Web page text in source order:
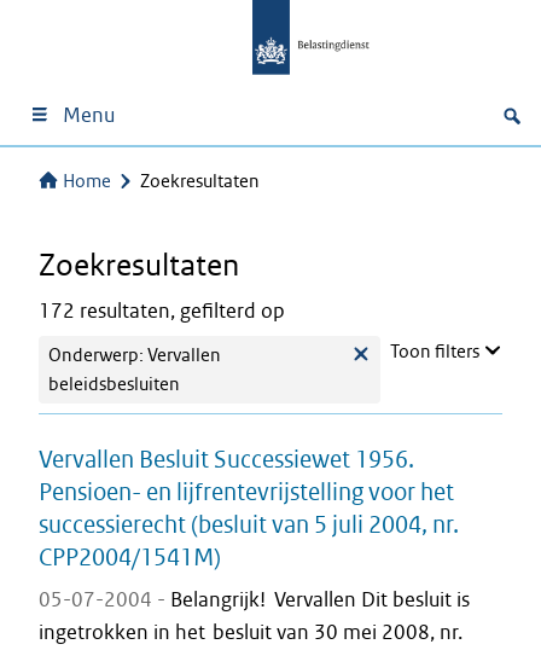
Menu
Home Zoekresultaten
Zoekresultaten
172 resultaten, gefilterd op
Onderwerp: Vervallen
beleidsbesluiten
Toon filters
Vervallen Besluit Successiewet 1956.
Pensioen- en lijfrentevrijstelling voor het
successierecht (besluit van 5 juli 2004, nr.
CPP2004/1541M)
05-07-2004 - Belangrijk! Vervallen Dit besluit is
ingetrokken in het besluit van 30 mei 2008, nr.